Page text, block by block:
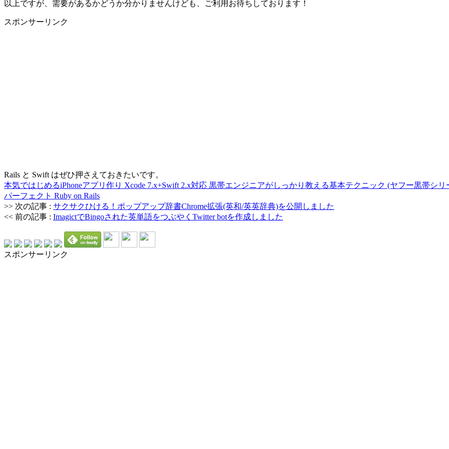
以上ですが、需要があるかどうか分かりませんけども、ご利用お待ちしております！
スポンサーリンク
Rails と Swift はぜひ押さえておきたいです。
本気ではじめるiPhoneアプリ作り Xcode 7.x+Swift 2.x対応 黒帯エンジニアがしっかり教える基本テクニック (ヤフー黒帯シリ
パーフェクト Ruby on Rails
>> 次の記事 : サクサクひける！ポップアップ辞書Chrome拡張(英和/英英辞典)を公開しました
<< 前の記事 : ImagictでBingoされた英単語をつぶやくTwitter botを作成しました
スポンサーリンク